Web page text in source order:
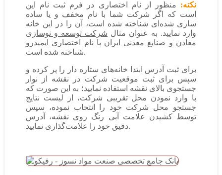
نکته: منظور از نام اختصاری در فرم ثبت نام این
است که اگر شرکت شما با نام مخفف و یا ساده
سازی شده‌ای شناخته شده است، آن را در این خانه
وارد نمایید. به عنوان مثال شرکت توسعه و نوسازی
معادن و صنایع معدنی ایران با نام اختصاری
ایمیدرو
شناخته شده است.
برای ثبت آدرس ابتدا خانه‌های ستاره دار را پر کرده و
سپس برای ثبت موقعیت شرکت در نقشه از نوار
جستجوی بالای نقشه استفاده نمایید؛ به این صورت که
با وارد نمودن محل تقریبی شرکت، از لیست نتایج
جستجو محل شرکت خود را انتخاب نموده، سپس
توسط کشیدن علامت آبی رنگ روی نقشه، آدرس
دقیق خود را علامت‌گذاری نمایید.